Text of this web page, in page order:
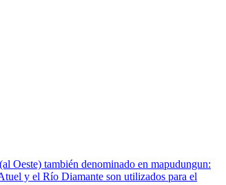
Oeste) también denominado en mapudungun:
y el Río Diamante son utilizados para el